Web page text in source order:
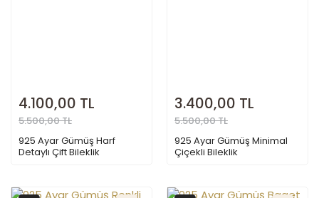
4.100,00 TL
5.500,00 TL
925 Ayar Gümüş Harf
Detaylı Çift Bileklik
3.400,00 TL
5.500,00 TL
925 Ayar Gümüş Minimal
Çiçekli Bileklik